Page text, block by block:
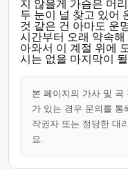
지 않을게 가슴은 머
두 눈이 널 찾고 있어
것 같은 건 아마도 운
시간부터 오래 약속
아와서 이 계절 위에
시는 없을 마지막이
본 페이지의 가사 및 곡
가 있는 경우 문의를 통
작권자 또는 정당한 대
요.